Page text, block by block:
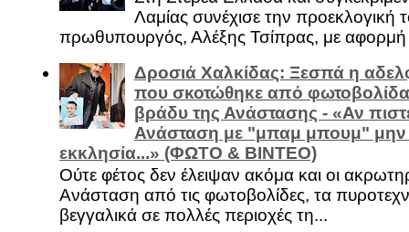
Λαμίας συνέχισε την προεκλογική
πρωθυπουργός, Αλέξης Τσίπρας, με αφορμή
Δροσιά Χαλκίδας: Ξεσπά η
που σκοτώθηκε από φωτοβολίδα
βράδυ της Ανάστασης - «Αν
Ανάσταση με "μπαμ μπουμ" μην
εκκλησία...» (ΦΩΤΟ & ΒΙΝΤΕΟ)
Ούτε φέτος δεν έλειψαν ακόμα και οι
Ανάσταση από τις φωτοβολίδες, τα
βεγγαλικά σε πολλές περιοχές τη...